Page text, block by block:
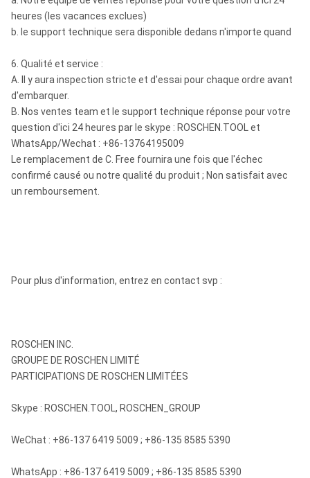
heures (les vacances exclues)
b. le support technique sera disponible dedans n'importe quand
6. Qualité et service :
A. Il y aura inspection stricte et d'essai pour chaque ordre avant
d'embarquer.
B. Nos ventes team et le support technique réponse pour votre
question d'ici 24 heures par le skype : ROSCHEN.TOOL et
WhatsApp/Wechat : +86-13764195009
Le remplacement de C. Free fournira une fois que l'échec
confirmé causé ou notre qualité du produit ; Non satisfait avec
un remboursement.
Pour plus d'information, entrez en contact svp :
ROSCHEN INC.
GROUPE DE ROSCHEN LIMITÉ
PARTICIPATIONS DE ROSCHEN LIMITÉES
Skype : ROSCHEN.TOOL, ROSCHEN_GROUP
WeChat : +86-137 6419 5009 ; +86-135 8585 5390
WhatsApp : +86-137 6419 5009 ; +86-135 8585 5390